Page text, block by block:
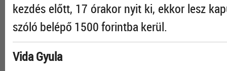
kezdés előtt, 17 órakor nyit ki, ekkor lesz
szóló belépő 1500 forintba kerül.
Vida Gyula